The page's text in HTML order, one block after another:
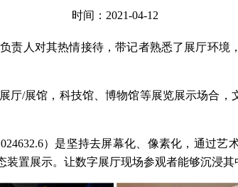
时间：2021-04-12
责人对其热情接待，带记者熟悉了展厅环境
/展馆，科技馆、博物馆等展览展示场合
）是坚持去屏幕化、像素化，通过
置展示。让数字展厅现场参观者能够沉浸